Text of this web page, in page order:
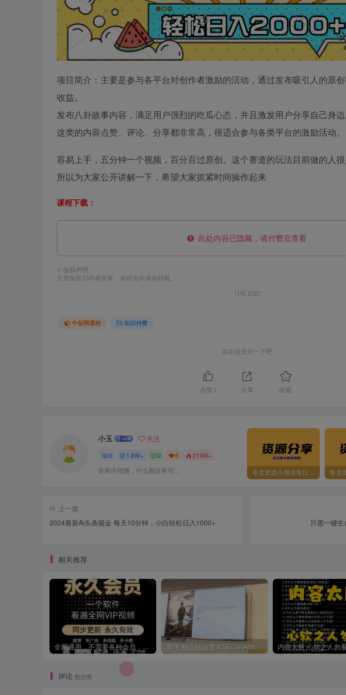
项目简介：主要是参与各平台对创作者激励的活动，通过发布吸引人的原
收益。
发布八卦故事内容，满足用户强烈的吃瓜心态，并且激发用户分享自己身边
这类的内容点赞、评论、分享都非常高，很适合参与各类平台的激励活动。
容易上手，五分钟一个视频，百分百过原创。这个赛道的玩法目前做的人很
所以为大家公开讲解一下，希望大家抓紧时间操作起来
课程下载：
此处内容已隐藏，请付费后查看
© 版权声明
文章版权归作者所有，未经允许请勿转载。
THE END
中创网课程 知识付费
喜欢就支持一下吧
点赞 7 分享 收藏
小玉 关注
0 1.8W+ 0 6 219W+
这家伙很懒，什么都没有写... 夸克资源小海洋每日更新资源大汇总（持续更新）
上一篇
2024最新Ai头条掘金 每天10分钟，小白轻松日入1000+
只需一键
相关推荐
全网通用，不需要各种会员，再也不缺电影看！！ 哥飞·独立站运营从SEO到Adsense全方位攻略
评论 抢沙发